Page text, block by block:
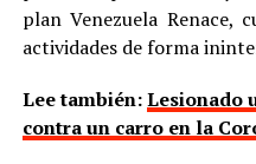
plan Venezuela Renace,
actividades de forma
Lee también:Lesionado
contra un carro en la